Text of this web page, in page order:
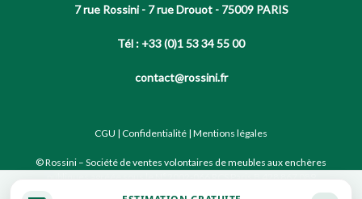
7 rue Rossini - 7 rue Drouot - 75009 PARIS
Tél : +33 (0)1 53 34 55 00
contact@rossini.fr
CGU | Confidentialité | Mentions légales
© Rossini – Société de ventes volontaires de meubles aux enchères